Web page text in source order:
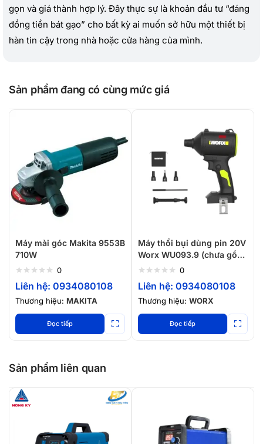
gọn và giá thành hợp lý. Đây thực sự là khoản đầu tư “đáng
đồng tiền bát gạo” cho bất kỳ ai muốn sở hữu một thiết bị
hàn tin cậy trong nhà hoặc cửa hàng của mình.
Sản phẩm đang có cùng mức giá
Máy mài góc Makita 9553B
710W
0
Liên hệ: 0934080108
Thương hiệu: MAKITA
Đọc tiếp
Máy thổi bụi dùng pin 20V
Worx WU093.9 (chưa gồm
pin sạc)
0
Liên hệ: 0934080108
Thương hiệu: WORX
Đọc tiếp
Sản phẩm liên quan